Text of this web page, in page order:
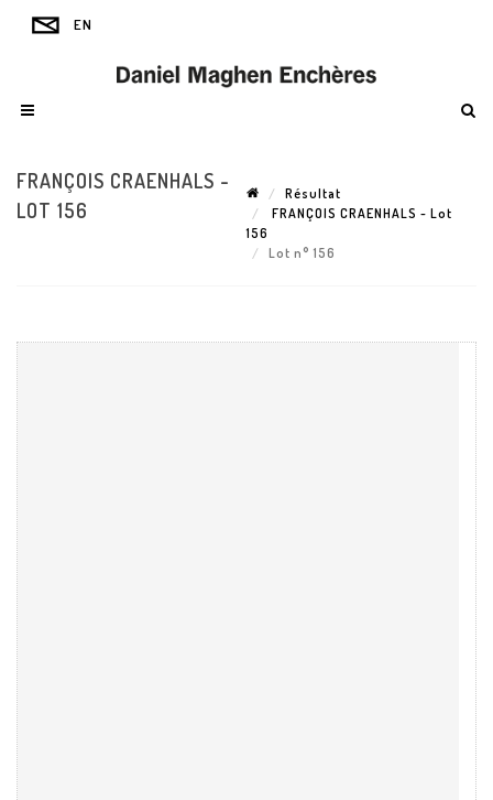
FRANÇOIS CRAENHALS -
LOT 156
Résultat
FRANÇOIS CRAENHALS - Lot
156
Lot n° 156